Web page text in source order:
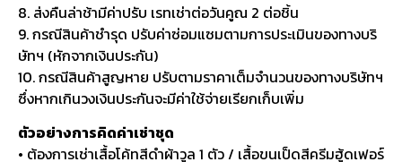
8. ส่งคืนล่าช้ามีค่าปรับ เรทเช่าต่อวันคูณ 2 ต่อชิ้น
9. กรณีสินค้าชำรุด ปรับค่าซ่อมแซมตามการประเมินของทางบริ
ษัทฯ (หักจากเงินประกัน)
10. กรณีสินค้าสูญหาย ปรับตามราคาเต็มจำนวนของทางบริษัทฯ
ซึ่งหากเกินวงเงินประกันจะมีค่าใช้จ่ายเรียกเก็บเพิ่ม
ตัวอย่างการคิดค่าเช่าชุด
• ต้องการเช่าเสื้อโค้ทสีดำผ้าวูล 1 ตัว / เสื้อขนเป็ดสีครีมฮู้ดเฟอร์